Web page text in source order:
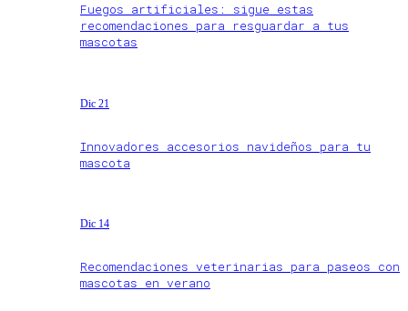
Fuegos artificiales: sigue estas
recomendaciones para resguardar a tus
mascotas
Dic 21
Innovadores accesorios navideños para tu
mascota
Dic 14
Recomendaciones veterinarias para paseos con
mascotas en verano